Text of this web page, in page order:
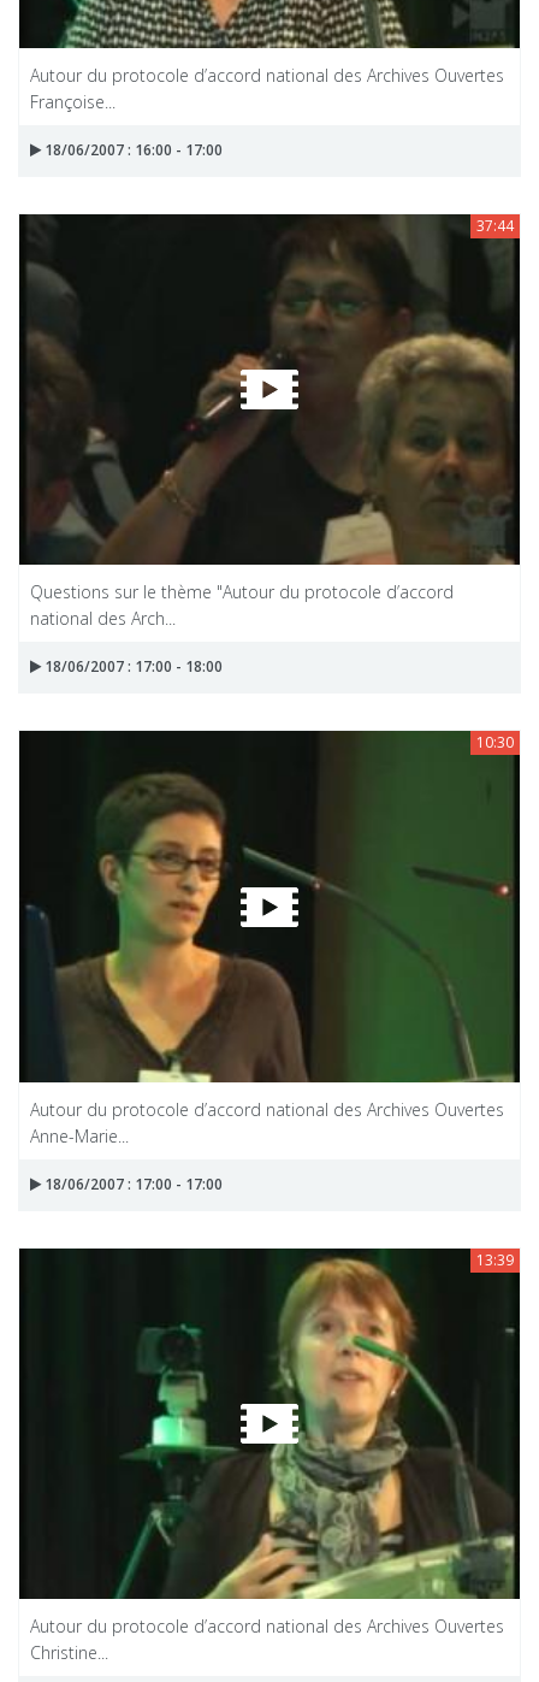
Autour du protocole d’accord national des Archives Ouvertes
Françoise...
18/06/2007 : 16:00 - 17:00
37:44
Questions sur le thème "Autour du protocole d’accord
national des Arch...
18/06/2007 : 17:00 - 18:00
10:30
Autour du protocole d’accord national des Archives Ouvertes
Anne-Marie...
18/06/2007 : 17:00 - 17:00
13:39
Autour du protocole d’accord national des Archives Ouvertes
Christine...